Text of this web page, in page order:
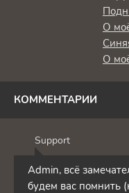
О
О
КОММЕНТАРИИ
Support
Admin, всё
будем вас помнить